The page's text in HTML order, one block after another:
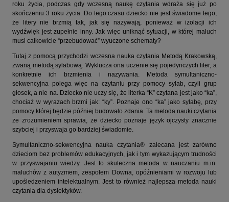
roku życia, podczas gdy wczesną naukę czytania wdraża się już po
skończeniu 3 roku życia. Do tego czasu dziecko nie jest świadome tego,
że litery nie brzmią tak, jak się nazywają, ponieważ w izolacji ich
wydźwięk jest zupełnie inny. Jak więc uniknąć sytuacji, w której maluch
musi całkowicie “przebudować” wyuczone schematy?
Tutaj z pomocą przychodzi wczesna nauka czytania Metodą Krakowską,
zwaną metodą sylabową. Wyklucza ona uczenie się pojedynczych liter, a
konkretnie ich brzmienia i nazywania. Metoda symultaniczno-
sekwencyjna polega więc na czytaniu przy pomocy sylab, czyli grup
głosek, a nie na. Dziecko nie uczy się, że literka “K” czytana jest jako “ka”,
chociaż w wyrazach brzmi jak: “ky”. Poznaje ono “ka” jako sylabę, przy
pomocy której będzie później budowało zdania. Ta metoda nauki czytania
ze zrozumieniem sprawia, że dziecko poznaje język ojczysty znacznie
szybciej i przyswaja go bardziej świadomie.
Symultaniczno-sekwencyjna nauka czytania® zalecana jest zarówno
dzieciom bez problemów edukacyjnych, jak i tym wykazującym trudności
w przyswajaniu wiedzy. Jest to skuteczna metoda w nauczaniu m.in.
maluchów z autyzmem, zespołem Downa, opóźnieniami w rozwoju lub
upośledzeniem intelektualnym. Jest to również najlepsza metoda nauki
czytania dla dyslektyków.